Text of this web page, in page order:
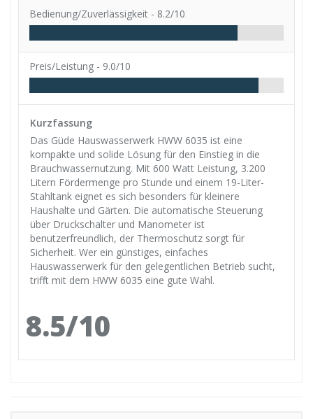
Bedienung/Zuverlässigkeit - 8.2/10
Preis/Leistung - 9.0/10
Kurzfassung
Das Güde Hauswasserwerk HWW 6035 ist eine
kompakte und solide Lösung für den Einstieg in die
Brauchwassernutzung. Mit 600 Watt Leistung, 3.200
Litern Fördermenge pro Stunde und einem 19-Liter-
Stahltank eignet es sich besonders für kleinere
Haushalte und Gärten. Die automatische Steuerung
über Druckschalter und Manometer ist
benutzerfreundlich, der Thermoschutz sorgt für
Sicherheit. Wer ein günstiges, einfaches
Hauswasserwerk für den gelegentlichen Betrieb sucht,
trifft mit dem HWW 6035 eine gute Wahl.
8.5/10